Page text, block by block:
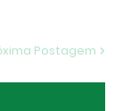
Postagem